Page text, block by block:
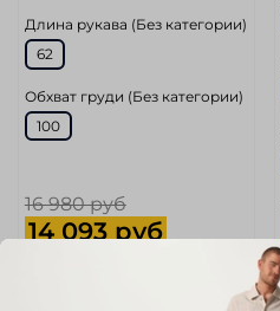
Длина рукава (Без категории)
62
Обхват груди (Без категории)
100
16 980 руб
14 093 руб